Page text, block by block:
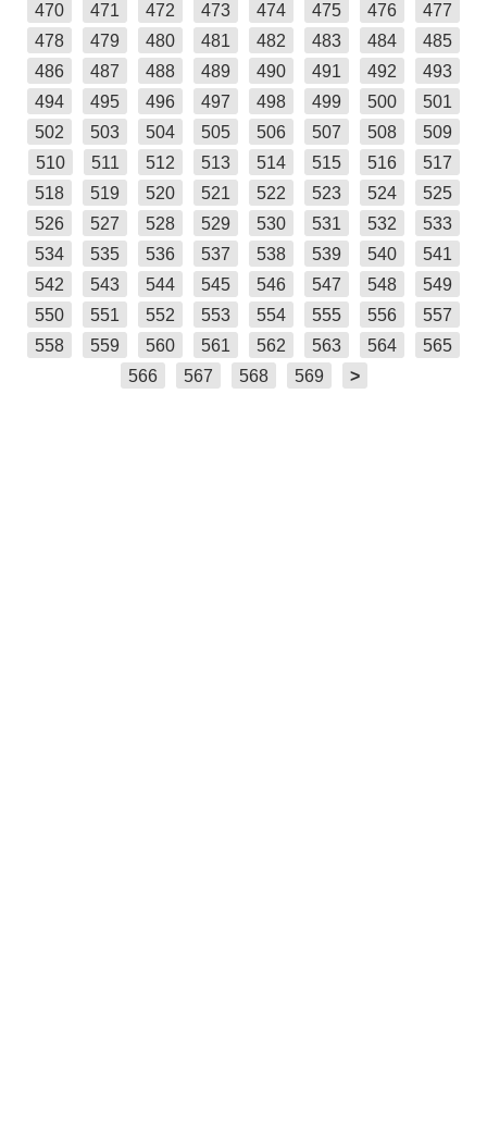
470
471 472 473 474 475 476
477
478
479 480 481 482 483 484
485
486
487 488 489 490 491 492
493
494
495 496 497 498 499 500
501
502
503 504 505 506 507 508
509
510
511 512 513 514 515 516
517
518
519 520 521 522 523 524
525
526
527 528 529 530 531 532
533
534
535 536 537 538 539 540
541
542
543 544 545 546 547 548
549
550
551 552 553 554 555 556
557
558
559 560 561 562 563 564
565
566
567 568 569 >